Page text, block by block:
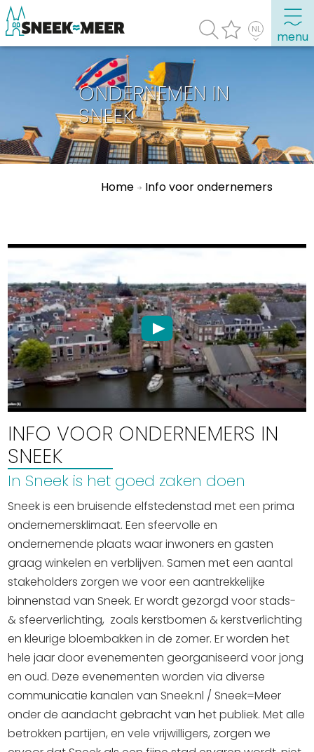
menu
Over Sneek
Uitgelicht
Praktische informatie
Toeristische informatie
Bezienswaardigheden
Eten, drinken & uitgaan
Overnachten
Winkelen
En meer
Arrangementen
De Friese meren
Other languages
UITagenda
Routes
Veel bezochte pagina's:
Top 10 leuke dingen
Vakantie vieren in Sneek
Uitgaan in Sneek
Overnachten in Sneek
Webcams
De leukste routes
ONDERNEMEN IN
SNEEK
Home Info voor ondernemers
INFO VOOR ONDERNEMERS IN
SNEEK
In Sneek is het goed zaken doen
Sneek is een bruisende elfstedenstad met een prima
ondernemersklimaat. Een sfeervolle en
ondernemende plaats waar inwoners en gasten
graag winkelen en verblijven. Samen met een aantal
stakeholders zorgen we voor een aantrekkelijke
binnenstad van Sneek. Er wordt gezorgd voor stads-
& sfeerverlichting, zoals kerstbomen & kerstverlichting
en kleurige bloembakken in de zomer. Er worden het
hele jaar door evenementen georganiseerd voor jong
en oud. Deze evenementen worden via diverse
communicatie kanalen van Sneek.nl / Sneek=Meer
onder de aandacht gebracht van het publiek. Met alle
betrokken partijen, en vele vrijwilligers, zorgen we